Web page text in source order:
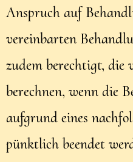
Anspruch auf
vereinbarten
zudem berechtigt, die
berechnen, wenn die
aufgrund eines
pünktlich beendet